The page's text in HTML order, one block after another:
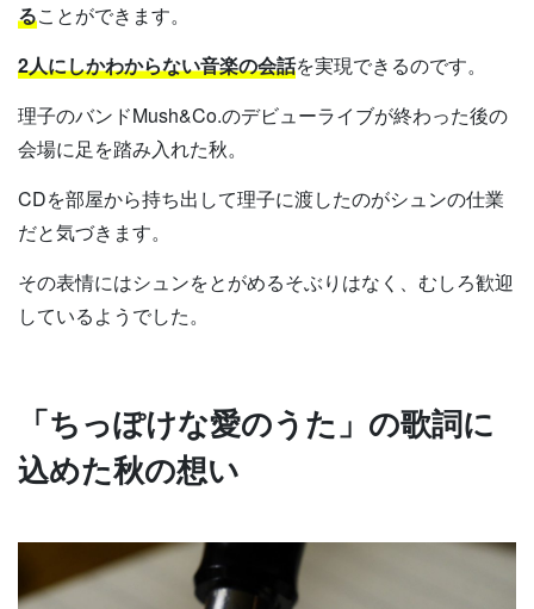
ることができます。
2人にしかわからない音楽の会話を実現できるのです。
理子のバンドMush&Co.のデビューライブが終わった後の
会場に足を踏み入れた秋。
CDを部屋から持ち出して理子に渡したのがシュンの仕業
だと気づきます。
その表情にはシュンをとがめるそぶりはなく、むしろ歓迎
しているようでした。
「ちっぽけな愛のうた」の歌詞に
込めた秋の想い